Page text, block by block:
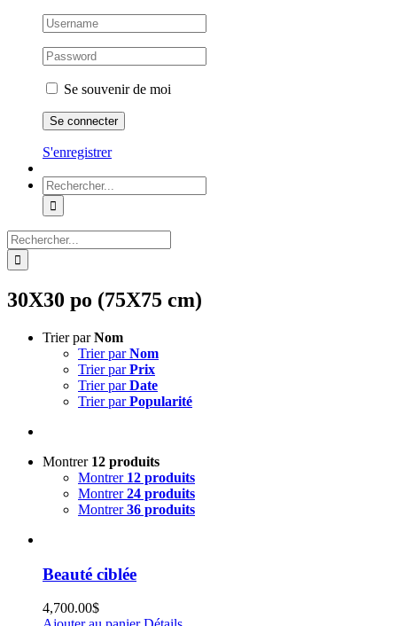
Se souvenir de moi
S'enregistrer
Rechercher:
Rechercher:
30X30 po (75X75 cm)
Trier parNom
Trier parNom
Trier parPrix
Trier parDate
Trier parPopularité
Montrer 12 produits
Montrer 12 produits
Montrer24 produits
Montrer36 produits
Beauté ciblée
4,700.00$